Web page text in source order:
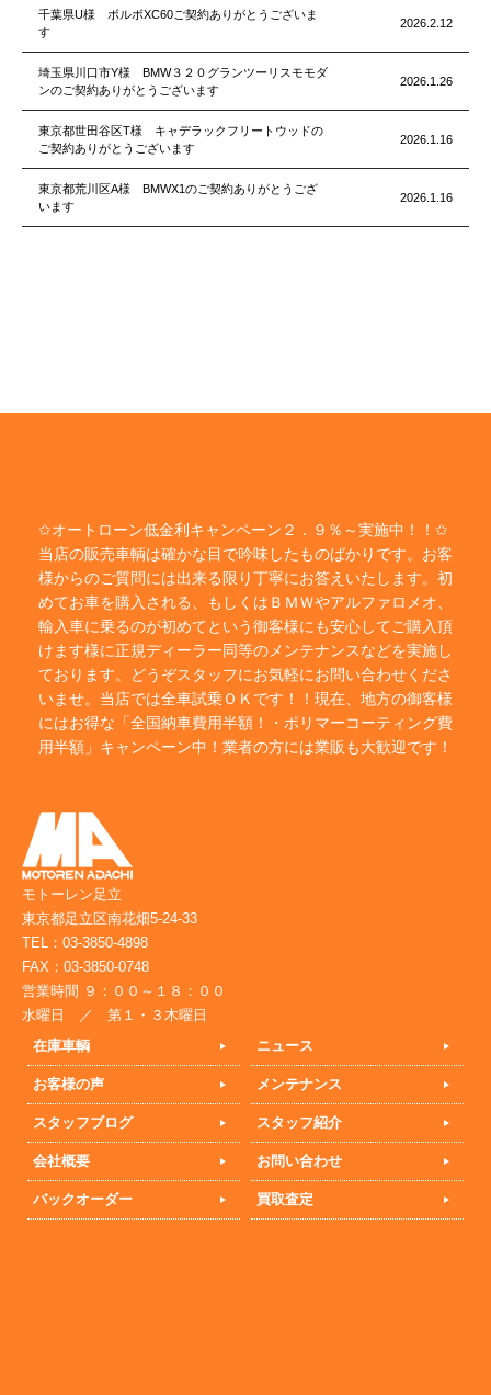
千葉県U様 ボルボXC60ご契約ありがとうございま
す
2026.2.12
埼玉県川口市Y様 BMW３２０グランツーリスモモダ
ンのご契約ありがとうございます
2026.1.26
東京都世田谷区T様 キャデラックフリートウッドの
ご契約ありがとうございます
2026.1.16
東京都荒川区A様 BMWX1のご契約ありがとうござ
います
2026.1.16
✩オートローン低金利キャンペーン２．９％～実施中！！✩
当店の販売車輌は確かな目で吟味したものばかりです。お客
様からのご質問には出来る限り丁寧にお答えいたします。初
めてお車を購入される、もしくはＢＭＷやアルファロメオ、
輸入車に乗るのが初めてという御客様にも安心してご購入頂
けます様に正規ディーラー同等のメンテナンスなどを実施し
ております。どうぞスタッフにお気軽にお問い合わせくださ
いませ。当店では全車試乗ＯＫです！！現在、地方の御客様
にはお得な「全国納車費用半額！・ポリマーコーティング費
用半額」キャンペーン中！業者の方には業販も大歓迎です！
モトーレン足立
東京都足立区南花畑5-24-33
TEL：03-3850-4898
FAX：03-3850-0748
営業時間 ９：００～１８：００
水曜日 ／ 第１・３木曜日
在庫車輌
ニュース
お客様の声 メンテナンス
スタッフブログ スタッフ紹介
会社概要 お問い合わせ
バックオーダー 買取査定